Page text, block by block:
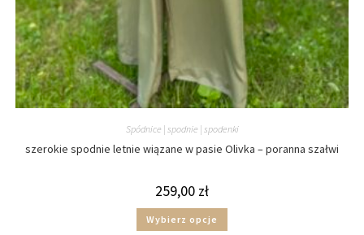
Spódnice | spodnie | spodenki
szerokie spodnie letnie wiązane w pasie Olivka – poranna szałwi
259,00 zł
Wybierz opcje